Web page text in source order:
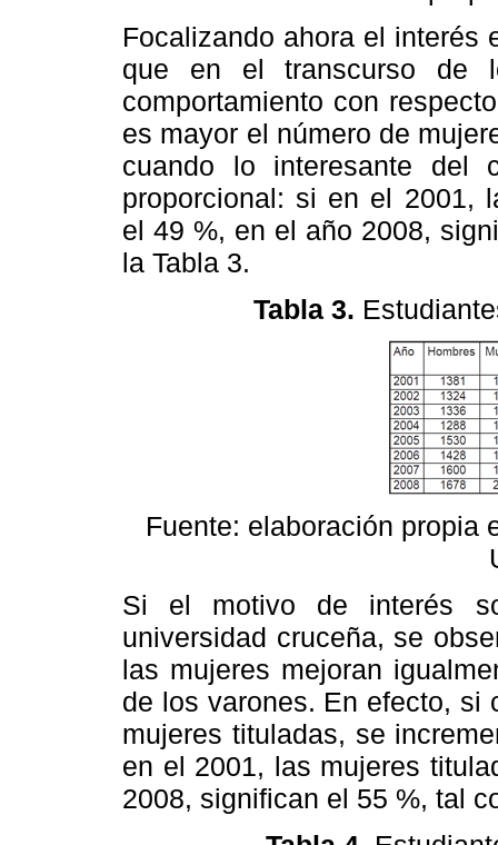
Focalizando ahora el interés
que en el transcurso de
comportamiento con
es mayor el número de
cuando lo interesante del
proporcional: si en el 2001,
el 49 %, en el año 2008,
la Tabla 3.
Tabla 3.
Fuente: elaboración propia
Si el motivo de interés
universidad cruceña, se
las mujeres mejoran
de los varones. En efecto, si
mujeres tituladas, se
en el 2001, las mujeres
2008, significan el 55 %, tal